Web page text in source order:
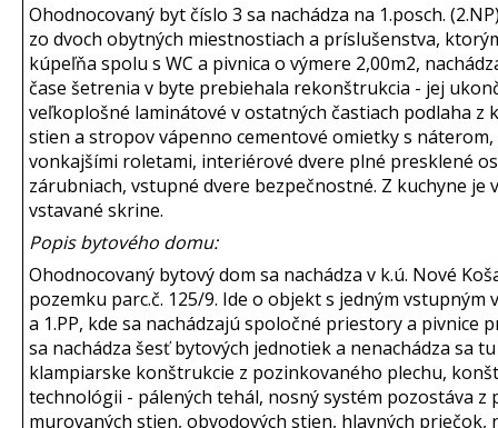
Ohodnocovaný byt číslo 3 sa nachádza na 1.posch.
zo dvoch obytných miestnostiach a príslušenstva,
kúpeľňa spolu s WC a pivnica o výmere 2,00m2,
čase šetrenia v byte prebiehala rekonštrukcia - jej
veľkoplošné laminátové v ostatných častiach podlaha z
stien a stropov vápenno cementové omietky s
vonkajšími roletami, interiérové dvere plné presklené
zárubniach, vstupné dvere bezpečnostné. Z kuchyne je
vstavané skrine.
Popis bytového domu:
Ohodnocovaný bytový dom sa nachádza v k.ú. Nové
pozemku parc.č. 125/9. Ide o objekt s jedným vstupným
a 1.PP, kde sa nachádzajú spoločné priestory a pivnice
sa nachádza šesť bytových jednotiek a nenachádza sa
klampiarske konštrukcie z pozinkovaného plechu,
technológii - pálených tehál, nosný systém pozostáva z
murovaných stien, obvodových stien, hlavných priečok,